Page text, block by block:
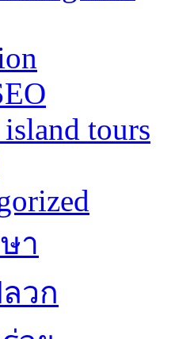
tours
า
วก